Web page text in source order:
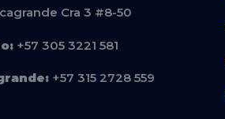
Cra 3 #8-50
+57 305 3221 581
+57 315 2728 559